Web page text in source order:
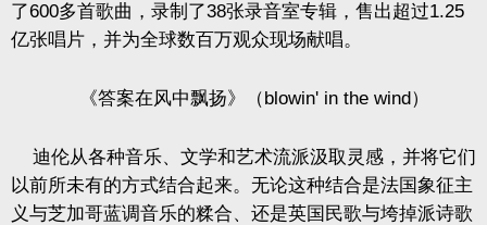
了600多首歌曲，录制了38张录音室专辑，售出超过1.25
亿张唱片，并为全球数百万观众现场献唱。
《答案在风中飘扬》（blowin' in the wind）
迪伦从各种音乐、文学和艺术流派汲取灵感，并将它们
以前所未有的方式结合起来。无论这种结合是法国象征主
义与芝加哥蓝调音乐的糅合、还是英国民歌与垮掉派诗歌